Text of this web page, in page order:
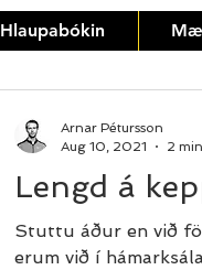
Hlaupabókin
Lengd á
Stuttu áður en við
erum við í
Arnar Pétursson
Aug 10, 2021
2